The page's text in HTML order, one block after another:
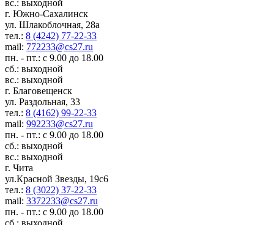
вс.: выходной
г. Южно-Сахалинск
ул. Шлакоблочная, 28а
тел.: 8 (4242) 77-22-33
mail: 772233@cs27.ru
пн. - пт.: с 9.00 до 18.00
сб.: выходной
вс.: выходной
г. Благовещенск
ул. Раздольная, 33
тел.: 8 (4162) 99-22-33
mail: 992233@cs27.ru
пн. - пт.: с 9.00 до 18.00
сб.: выходной
вс.: выходной
г. Чита
ул.Красной Звезды, 19с6
тел.: 8 (3022) 37-22-33
mail: 3372233@cs27.ru
пн. - пт.: с 9.00 до 18.00
сб.: выходной